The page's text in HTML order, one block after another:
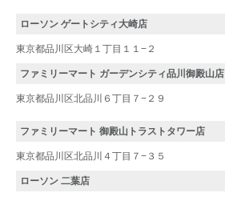
ローソン ゲートシティ大崎店
東京都品川区大崎１丁目１１−２
ファミリーマート ガーデンシティ品川御殿山店
東京都品川区北品川６丁目７−２９
ファミリーマート 御殿山トラストタワー店
東京都品川区北品川４丁目７−３５
ローソン 二葉店